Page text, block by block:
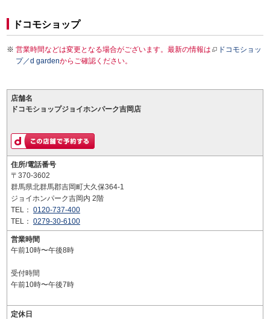
ドコモショップ
営業時間などは変更となる場合がございます。最新の情報は
ドコモショッ
プ／d gardenからご確認ください。
店舗名
ドコモショップジョイホンパーク吉岡店
住所/電話番号
〒370-3602
群馬県北群馬郡吉岡町大久保364-1
ジョイホンパーク吉岡内 2階
TEL： 0120-737-400
TEL： 0279-30-6100
営業時間
午前10時〜午後8時
受付時間
午前10時〜午後7時
定休日